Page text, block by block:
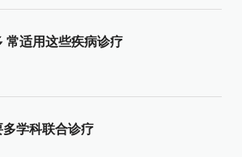
常适用这些疾病诊疗
学科联合诊疗